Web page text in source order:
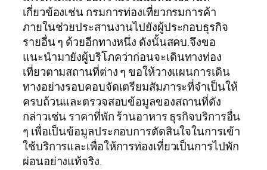
เกี่ยวข้องเช่น กรมการท่องเที่ยวกรมการค้า
ภายในช่วยประสานงานไปยังผู้ประกอบธุรกิจ
รายอื่น ๆ ด้วยอีกทางหนึ่ง ดังนั้นสคบ.จึงขอ
แนะนำมายังผู้บริโภคว่าก่อนจะเดินทางท่อง
เที่ยวตามสถานที่ต่าง ๆ ขอให้วางแผนการเดิน
ทางอย่างรอบคอบจัดเตรียมสัมภาระที่จำเป็นให้
ครบถ้วนและตรวจสอบข้อมูลของสถานที่ดัง
กล่าวเช่น ราคาที่พัก ร้านอาหาร ธุรกิจบริการอื่น
ๆ เพื่อเป็นข้อมูลประกอบการตัดสินใจในการเข้า
ใช้บริการและเพื่อให้การท่องเที่ยวเป็นการไปพัก
ผ่อนอย่างแท้จริง.